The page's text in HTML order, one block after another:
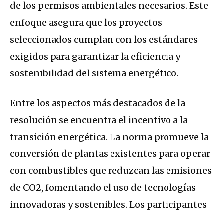
de los permisos ambientales necesarios. Este
enfoque asegura que los proyectos
seleccionados cumplan con los estándares
exigidos para garantizar la eficiencia y
sostenibilidad del sistema energético.
Entre los aspectos más destacados de la
resolución se encuentra el incentivo a la
transición energética. La norma promueve la
conversión de plantas existentes para operar
con combustibles que reduzcan las emisiones
de CO2, fomentando el uso de tecnologías
innovadoras y sostenibles. Los participantes